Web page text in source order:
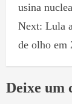
usina
Next: Lula
de olho em
Deixe um